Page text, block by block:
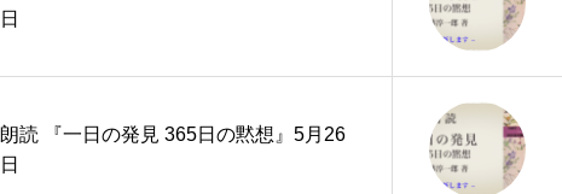
日
朗読 『一日の発見 365日の黙想』5月26
日